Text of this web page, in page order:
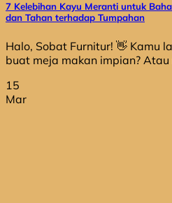
7 Kelebihan Kayu Meranti untuk
dan Tahan terhadap Tumpahan
Halo, Sobat Furnitur! 👋 Kamu
buat meja makan impian? Atau
15
Mar